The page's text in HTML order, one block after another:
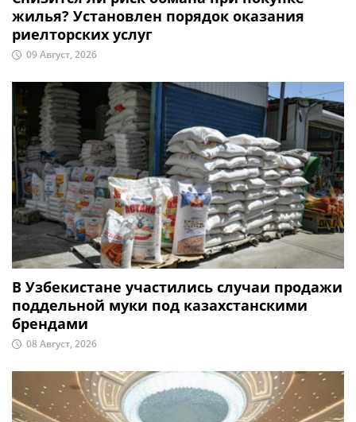
жилья? Установлен порядок оказания
риелторских услуг
09 Август, 2026
В Узбекистане участились случаи продажи
поддельной муки под казахстанскими
брендами
08 Август, 2026